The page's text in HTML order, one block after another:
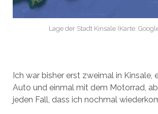
Lage der Stadt Kinsale (Karte:
Ich war bisher erst zweimal in Kinsale,
Auto und einmal mit dem Motorrad,
jeden Fall, dass ich nochmal